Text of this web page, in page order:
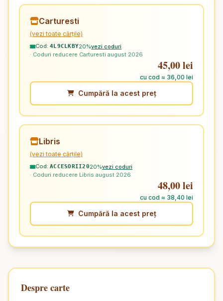
Carturesti
(vezi toate cărțile)
Cod: 4L9CLKBY20%vezi coduri
· Coduri reducere Carturesti august 2026
45,00 lei
cu cod ≈ 36,00 lei
Cumpără la acest preț
Libris
(vezi toate cărțile)
Cod: ACCESORII2020%vezi coduri
· Coduri reducere Libris august 2026
48,00 lei
cu cod ≈ 38,40 lei
Cumpără la acest preț
Despre carte